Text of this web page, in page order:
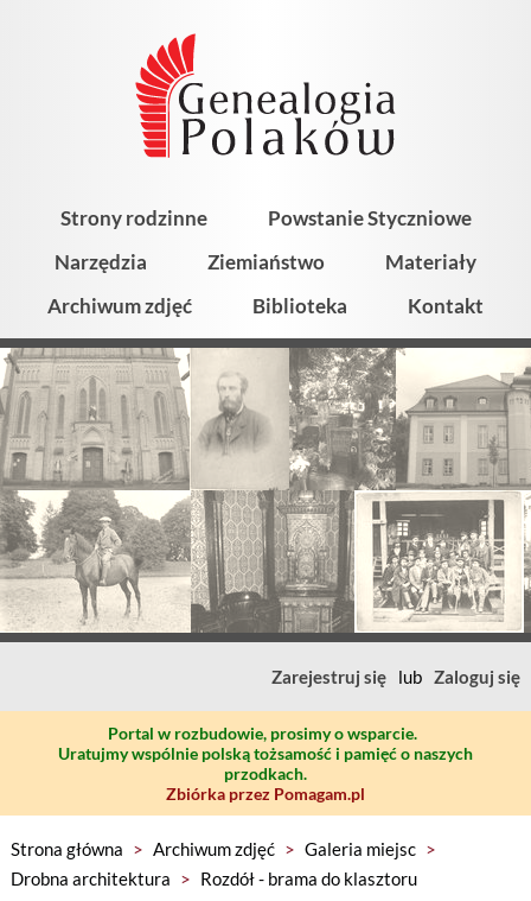
Strony rodzinne
Powstanie Styczniowe
Narzędzia
Ziemiaństwo
Materiały
Archiwum zdjęć
Biblioteka Kontakt
Zarejestruj się lub Zaloguj się
Portal w rozbudowie, prosimy o wsparcie.
Uratujmy wspólnie polską tożsamość i pamięć o naszych
przodkach.
Zbiórka przez Pomagam.pl
Strona główna > Archiwum zdjęć > Galeria miejsc >
Drobna architektura > Rozdół - brama do klasztoru